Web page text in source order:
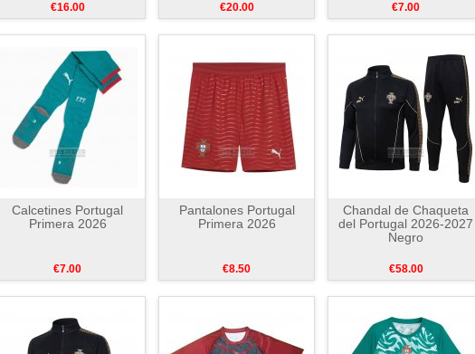
€16.00 €20.00 €7.00
Calcetines Portugal
Primera 2026
€7.00
Pantalones Portugal
Primera 2026
€8.50
Chandal de Chaqueta
del Portugal 2026-2027
Negro
€58.00